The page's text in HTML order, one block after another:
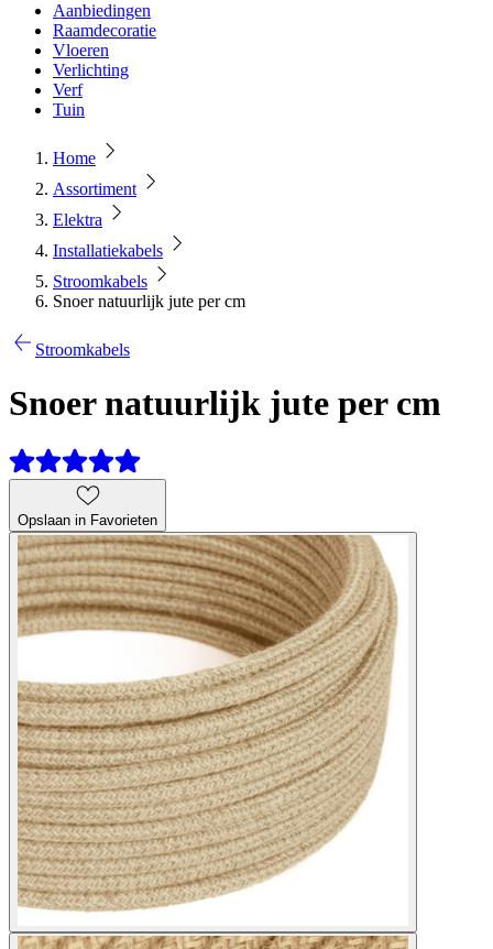
Aanbiedingen
Raamdecoratie
Vloeren
Verlichting
Verf
Tuin
Home
Assortiment
Elektra
Installatiekabels
Stroomkabels
Snoer natuurlijk jute per cm
Stroomkabels
Snoer natuurlijk jute per cm
Opslaan in Favorieten